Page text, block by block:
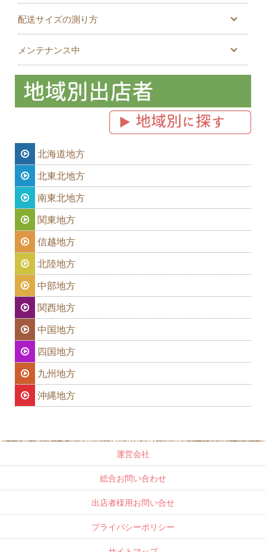
配送サイズの測り方
メンテナンス中
北海道地方
北東北地方
南東北地方
関東地方
信越地方
北陸地方
中部地方
関西地方
中国地方
四国地方
九州地方
沖縄地方
運営会社
総合お問い合わせ
出店者様用お問い合せ
プライバシーポリシー